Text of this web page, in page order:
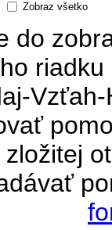
Zobraz všetko
do